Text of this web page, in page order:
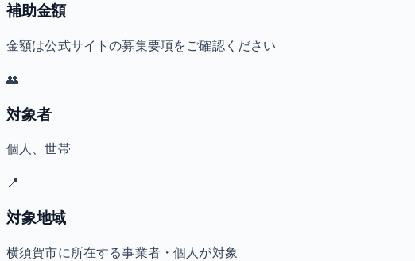
補助金額
金額は公式サイトの募集要項をご確認ください
👥
対象者
個人、世帯
📍
対象地域
横須賀市に所在する事業者・個人が対象